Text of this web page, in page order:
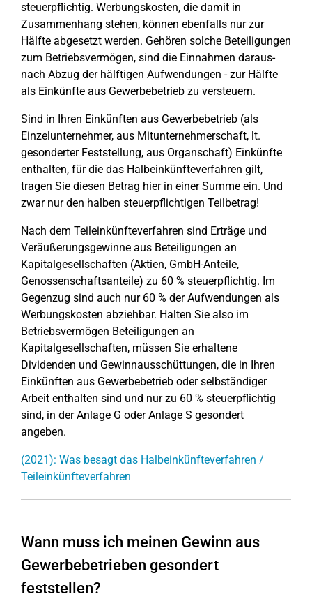
steuerpflichtig. Werbungskosten, die damit in
Zusammenhang stehen, können ebenfalls nur zur
Hälfte abgesetzt werden. Gehören solche Beteiligungen
zum Betriebsvermögen, sind die Einnahmen daraus-
nach Abzug der hälftigen Aufwendungen - zur Hälfte
als Einkünfte aus Gewerbebetrieb zu versteuern.
Sind in Ihren Einkünften aus Gewerbebetrieb (als
Einzelunternehmer, aus Mitunternehmerschaft, lt.
gesonderter Feststellung, aus Organschaft) Einkünfte
enthalten, für die das Halbeinkünfteverfahren gilt,
tragen Sie diesen Betrag hier in einer Summe ein. Und
zwar nur den halben steuerpflichtigen Teilbetrag!
Nach dem Teileinkünfteverfahren sind Erträge und
Veräußerungsgewinne aus Beteiligungen an
Kapitalgesellschaften (Aktien, GmbH-Anteile,
Genossenschaftsanteile) zu 60 % steuerpflichtig. Im
Gegenzug sind auch nur 60 % der Aufwendungen als
Werbungskosten abziehbar. Halten Sie also im
Betriebsvermögen Beteiligungen an
Kapitalgesellschaften, müssen Sie erhaltene
Dividenden und Gewinnausschüttungen, die in Ihren
Einkünften aus Gewerbebetrieb oder selbständiger
Arbeit enthalten sind und nur zu 60 % steuerpflichtig
sind, in der Anlage G oder Anlage S gesondert
angeben.
(2021): Was besagt das Halbeinkünfteverfahren /
Teileinkünfteverfahren
Wann muss ich meinen Gewinn aus
Gewerbebetrieben gesondert
feststellen?